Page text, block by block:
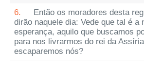
6.
Então os moradores desta
dirão naquele dia: Vede que tal é a
esperança, aquilo que buscamos
para nos livrarmos do rei da
escaparemos nós?